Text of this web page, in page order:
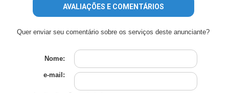
AVALIAÇÕES E COMENTÁRIOS
Quer enviar seu comentário sobre os serviços deste anunciante?
Nome:
e-mail: